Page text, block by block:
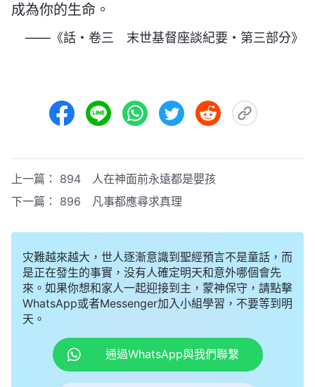
成為你的生命。
——《話・卷三 末世基督座談紀要・第三部分》
上一篇： 894 人在神面前永遠都是嬰孩
下一篇： 896 凡事都應尋求真理
灾難越來越大，世人逐漸意識到聖經預言不是童話，而
是正在發生的事實，没有人確定明天和意外哪個會先
來。如果你想和家人一起迎接到主，蒙神保守，請點擊
WhatsApp或者Messenger加入小組學習，不要等到明
天。
通過WhatsApp與我們聯繫